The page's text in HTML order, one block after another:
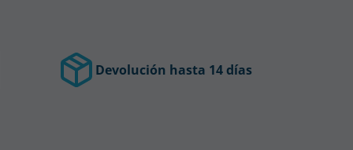
Devolución hasta 14 días